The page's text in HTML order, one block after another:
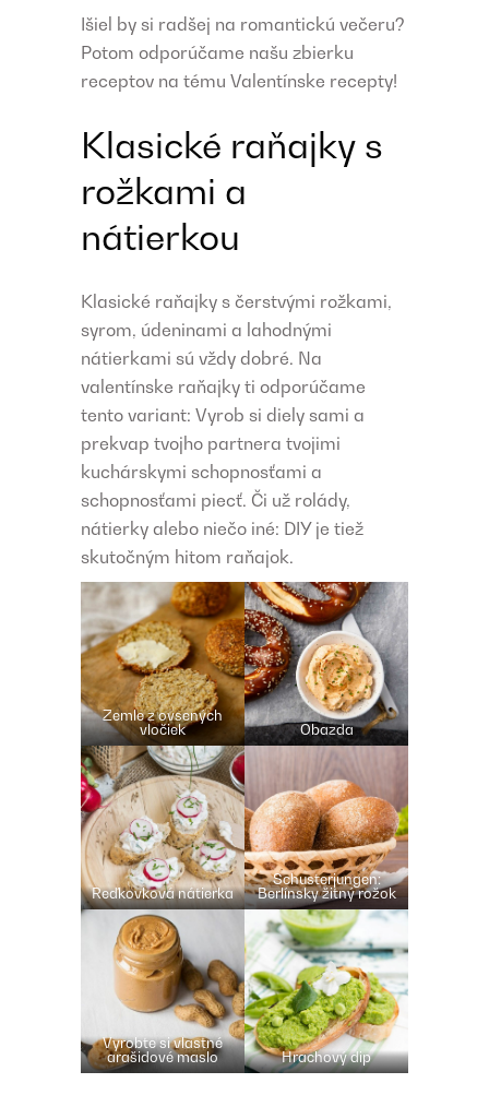
Išiel by si radšej na romantickú večeru?
Potom odporúčame našu zbierku
receptov na tému Valentínske recepty!
Klasické raňajky s
rožkami a
nátierkou
Klasické raňajky s čerstvými rožkami,
syrom, údeninami a lahodnými
nátierkami sú vždy dobré. Na
valentínske raňajky ti odporúčame
tento variant: Vyrob si diely sami a
prekvap tvojho partnera tvojimi
kuchárskymi schopnosťami a
schopnosťami piecť. Či už rolády,
nátierky alebo niečo iné: DIY je tiež
skutočným hitom raňajok.
Žemle z ovsených
vločiek
Obazda
Reďkovková nátierka
Schusterjungen:
Berlínsky žitný rožok
Vyrobte si vlastné
arašidové maslo
Hrachový dip